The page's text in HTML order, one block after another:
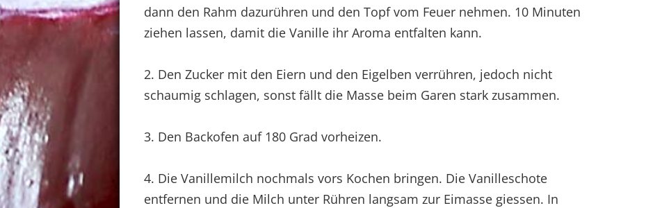
dann den Rahm dazurühren und den Topf vom Feuer nehmen. 10 Minuten
ziehen lassen, damit die Vanille ihr Aroma entfalten kann.
2. Den Zucker mit den Eiern und den Eigelben verrühren, jedoch nicht
schaumig schlagen, sonst fällt die Masse beim Garen stark zusammen.
3. Den Backofen auf 180 Grad vorheizen.
4. Die Vanillemilch nochmals vors Kochen bringen. Die Vanilleschote
entfernen und die Milch unter Rühren langsam zur Eimasse giessen. In